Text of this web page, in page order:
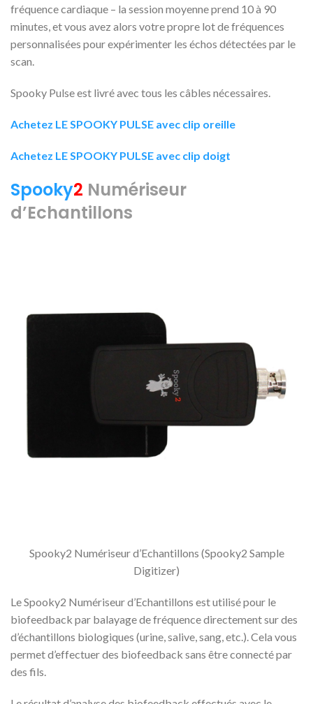
fréquence cardiaque – la session moyenne prend 10 à 90
minutes, et vous avez alors votre propre lot de fréquences
personnalisées pour expérimenter les échos détectées par le
scan.
Spooky Pulse est livré avec tous les câbles nécessaires.
Achetez LE SPOOKY PULSE avec clip oreille
Achetez LE SPOOKY PULSE avec clip doigt
Spooky2 Numériseur
d’Echantillons
Spooky2 Numériseur d’Echantillons (Spooky2 Sample
Digitizer)
Le Spooky2 Numériseur d’Echantillons est utilisé pour le
biofeedback par balayage de fréquence directement sur des
d’échantillons biologiques (urine, salive, sang, etc.). Cela vous
permet d’effectuer des biofeedback sans être connecté par
des fils.